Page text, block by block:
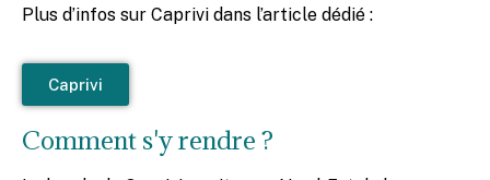
Plus d’infos sur Caprivi dans l’article dédié :
Caprivi
Comment s'y rendre ?